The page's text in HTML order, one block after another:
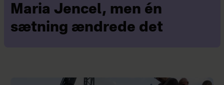
Maria Jencel, men én
sætning ændrede det